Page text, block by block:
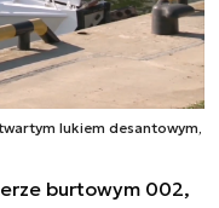
lukiem desantowym,
burtowym 002,